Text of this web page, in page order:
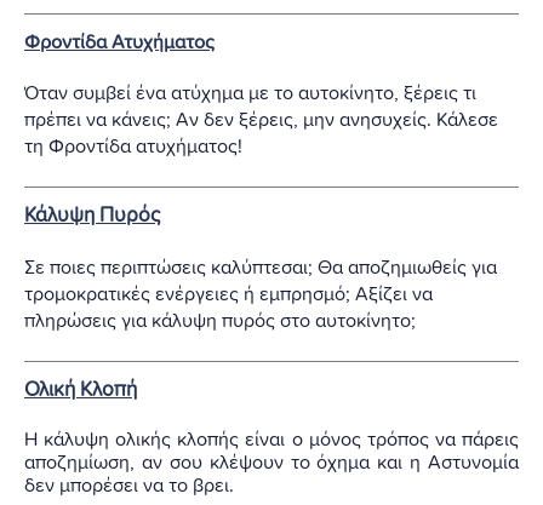
Φροντίδα Ατυχήματος
Όταν συμβεί ένα ατύχημα με το αυτοκίνητο, ξέρεις τι
πρέπει να κάνεις; Αν δεν ξέρεις, μην ανησυχείς. Κάλεσε
τη Φροντίδα ατυχήματος!
Κάλυψη Πυρός
Σε ποιες περιπτώσεις καλύπτεσαι; Θα αποζημιωθείς για
τρομοκρατικές ενέργειες ή εμπρησμό; Αξίζει να
πληρώσεις για κάλυψη πυρός στο αυτοκίνητο;
Ολική Κλοπή
Η κάλυψη ολικής κλοπής είναι ο μόνος τρόπος να πάρεις
αποζημίωση, αν σου κλέψουν το όχημα και η Αστυνομία
δεν μπορέσει να το βρει.